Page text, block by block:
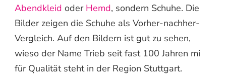
Abendkleid oder Hemd, sondern Schuhe. Die
Bilder zeigen die Schuhe als Vorher-nachher-
Vergleich. Auf den Bildern ist gut zu sehen,
wieso der Name Trieb seit fast 100 Jahren mi
für Qualität steht in der Region Stuttgart.